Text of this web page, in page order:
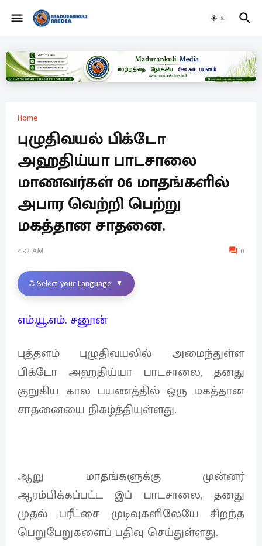
Home
புழுதிவயல் பிக்டோ
அஹதிய்யா பாடசாலை
மாணவர்கள் 06 மாதங்களில்
அபார வெற்றி பெற்று
மகத்தான சாதனை.
4:32 AM 0
🌐 Select your Language ▼
எம்.யூ.எம். சனூன்
புத்தளம் புழுதிவயலில் அமைந்துள்ள
பிக்டோ அஹதிய்யா பாடசாலை, தனது
குறுகிய கால பயணத்தில் ஒரு மகத்தான
சாதனையை நிகழ்த்தியுள்ளது.
ஆறு மாதங்களுக்கு முன்னர்
ஆரம்பிக்கப்பட்ட இப் பாடசாலை, தனது
முதல் பரீட்சை முடிவுகளிலேயே சிறந்த
பெறுபேறுகளைப் பதிவு செய்துள்ளது.